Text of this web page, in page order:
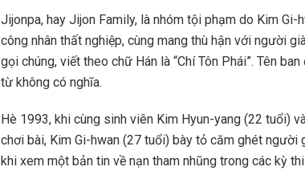
Jijonpa, hay Jijon Family, là nhóm tội phạm do Kim
công nhân thất nghiệp, cùng mang thù hận với người
gọi chúng, viết theo chữ Hán là “Chí Tôn Phái”. Tên
từ không có nghĩa.
Hè 1993, khi cùng sinh viên Kim Hyun-yang (22 tuổi)
chơi bài, Kim Gi-hwan (27 tuổi) bày tỏ căm ghét người
khi xem một bản tin về nạn tham nhũng trong các kỳ